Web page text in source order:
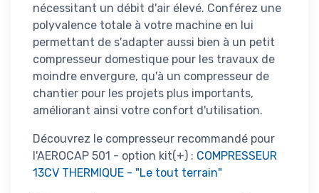
nécessitant un débit d'air élevé. Conférez une
polyvalence totale à votre machine en lui
permettant de s'adapter aussi bien à un petit
compresseur domestique pour les travaux de
moindre envergure, qu'à un compresseur de
chantier pour les projets plus importants,
améliorant ainsi votre confort d'utilisation.
Découvrez le compresseur recommandé pour
l'AEROCAP 501 - option kit(+) : COMPRESSEUR
13CV THERMIQUE - "Le tout terrain"